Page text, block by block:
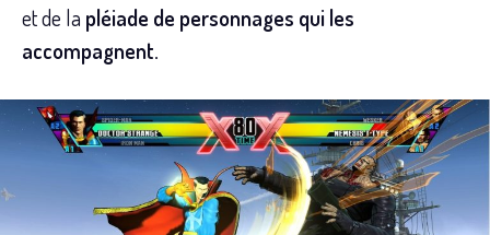
et de la pléiade de personnages qui les
accompagnent.